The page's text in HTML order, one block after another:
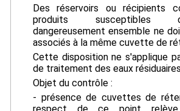
Des réservoirs ou récipients
produits susceptibles
dangereusement ensemble ne
associés à la même cuvette de
Cette disposition ne s'applique
de traitement des eaux
Objet du contrôle :
- présence de cuvettes de
respect de ce point relève